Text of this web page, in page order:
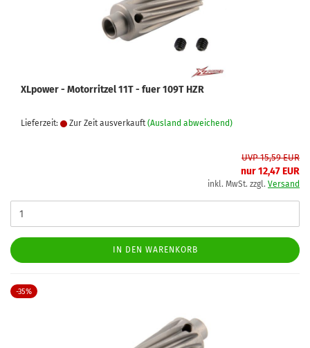
XLpower - Motorritzel 11T - fuer 109T HZR
Lieferzeit: Zur Zeit ausverkauft (Ausland abweichend)
UVP 15,59 EUR
nur 12,47 EUR
inkl. MwSt. zzgl. Versand
IN DEN WARENKORB
-35%